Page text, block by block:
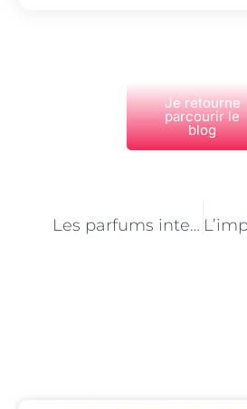
Je retourne
parcourir le
blog
Les parfums intemporels à découvrir chez les conseillers en parfumerie à Paris